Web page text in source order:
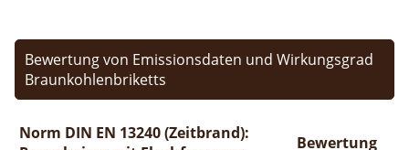
Bewertung von Emissionsdaten und Wirkungsgrad
Braunkohlenbriketts
Norm DIN EN 13240 (Zeitbrand):
Bewertung